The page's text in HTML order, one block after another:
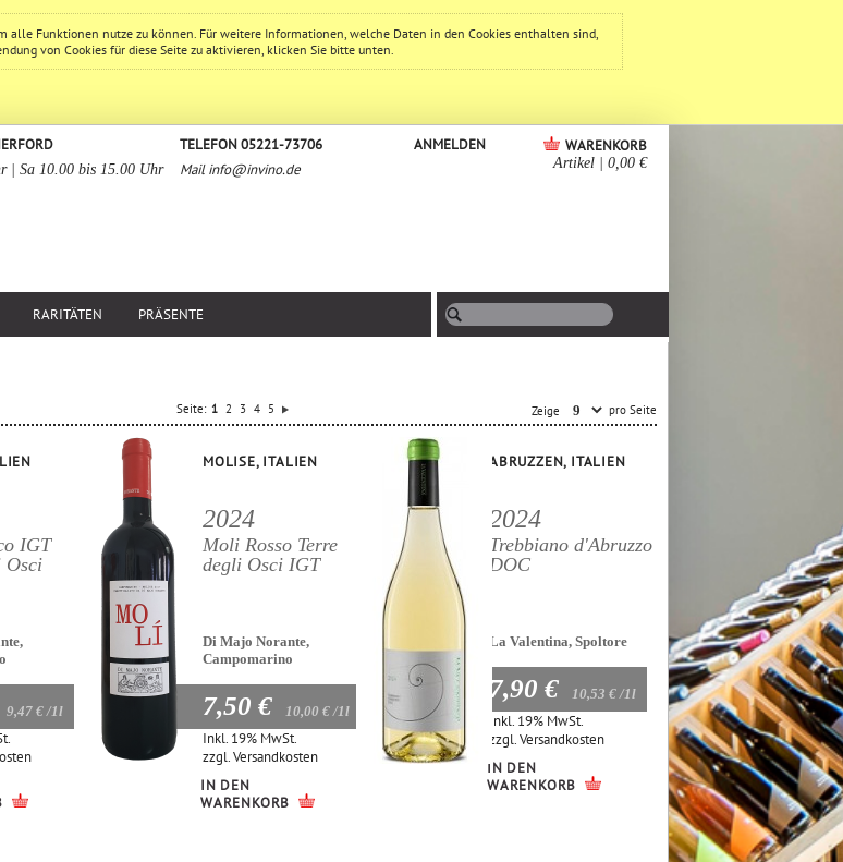
alle Funktionen nutze zu können. Für weitere Informationen, welche Daten in den Cookies enthalten sind,
von Cookies für diese Seite zu aktivieren, klicken Sie bitte unten.
| Sa 10.00 bis 15.00 Uhr
TELEFON 05221-73706
Mailinfo@invino.de
WARENKORB
Artikel 0,00 €
ANMELDEN
RARITÄTEN PRÄSENTE
Zeige pro Seite
Seite: 1 2 3 4 5
IGT
Osci
9,47 € /1l
MOLISE, ITALIEN
2024
Moli Rosso Terre
degli Osci IGT
Di Majo Norante,
Campomarino
7,50 € 10,00 € /1l
Inkl. 19% MwSt.
zzgl.Versandkosten
IN DEN
WARENKORB
ABRUZZEN, ITALIEN
2024
Trebbiano d'Abruzzo
DOC
La Valentina, Spoltore
7,90 € 10,53 € /1l
Inkl. 19% MwSt.
zzgl.Versandkosten
IN DEN
WARENKORB